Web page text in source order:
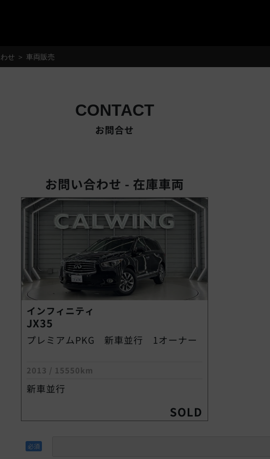
せ ＞ 車両販売
CONTACT
お問合せ
お問い合わせ - 在庫車両
インフィニティ
JX35
プレミアムPKG 新車並行 1オーナー
2013 / 15550km
新車並行
SOLD
必須